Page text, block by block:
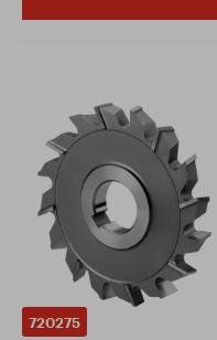
720275